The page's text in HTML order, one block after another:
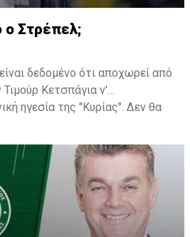
ο Στρέπελ;
δεδομένο ότι αποχωρεί από
Κετσπάγια ν'
ηγεσία της "Κυρίας". Δεν θα
στην Κύπρο για κάποια άλλη